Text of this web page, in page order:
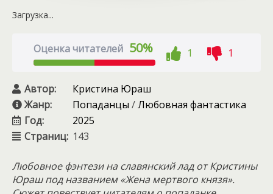
Загрузка...
Оценка читателей 50% 1 1
Автор:
Кристина Юраш
Жанр:
Попаданцы /Любовная фантастика
Год:
2025
Страниц: 143
Любовное фэнтези на славянский лад от Кристины
Юраш под названием «Жена мертвого князя».